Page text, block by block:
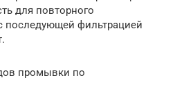
для повторного
последующей фильтрацией
промывки по